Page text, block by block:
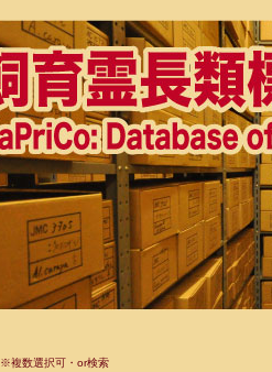
※複数選択可・or検索